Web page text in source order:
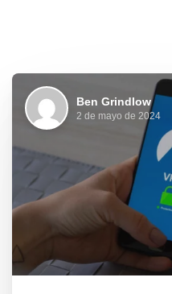
Ben Grindlow
2 de mayo de 2024